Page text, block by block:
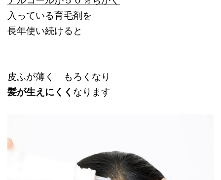
入っている育毛剤を
長年使い続けると
皮ふが薄く もろくなり
髪が生えにくく なります